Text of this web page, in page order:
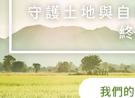
守護土地與
我們